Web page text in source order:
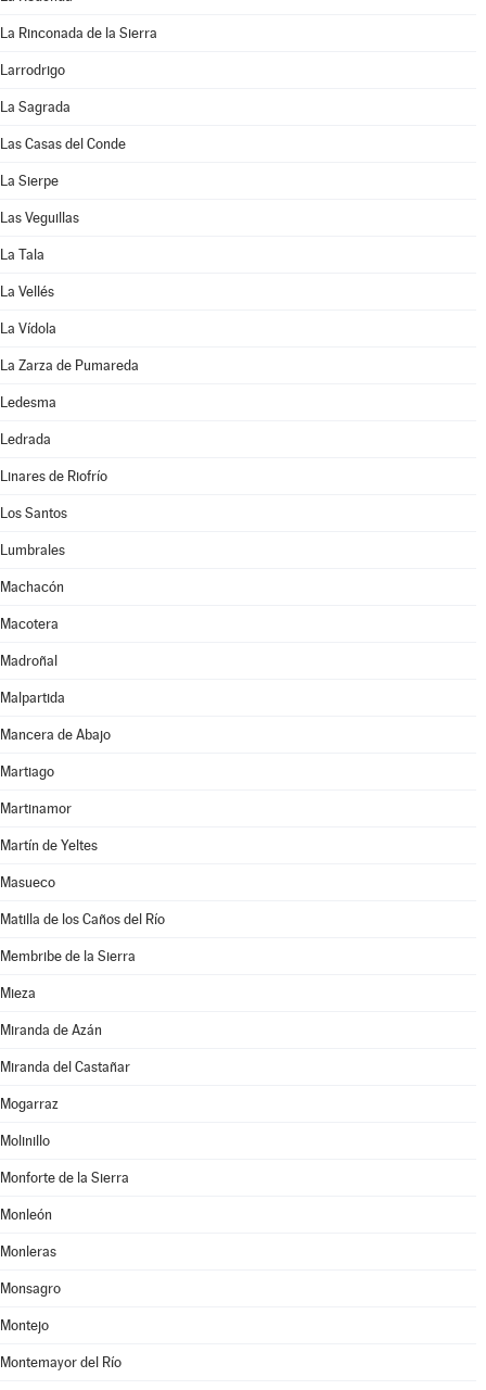
La Rinconada de la Sierra
Larrodrigo
La Sagrada
Las Casas del Conde
La Sierpe
Las Veguillas
La Tala
La Vellés
La Vídola
La Zarza de Pumareda
Ledesma
Ledrada
Linares de Riofrío
Los Santos
Lumbrales
Machacón
Macotera
Madroñal
Malpartida
Mancera de Abajo
Martiago
Martinamor
Martín de Yeltes
Masueco
Matilla de los Caños del Río
Membribe de la Sierra
Mieza
Miranda de Azán
Miranda del Castañar
Mogarraz
Molinillo
Monforte de la Sierra
Monleón
Monleras
Monsagro
Montejo
Montemayor del Río